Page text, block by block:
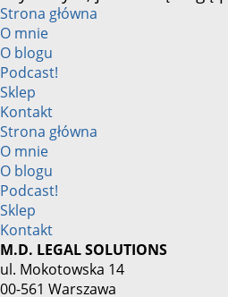
Strona główna
O mnie
O blogu
Podcast!
Sklep
Kontakt
Strona główna
O mnie
O blogu
Podcast!
Sklep
Kontakt
M.D. LEGAL SOLUTIONS
ul. Mokotowska 14
00-561 Warszawa